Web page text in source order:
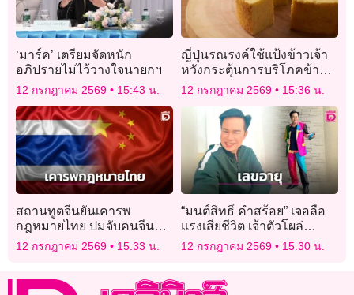
‘มาร์ค’ เตรียมจัดหนัก
อภิปรายไม่ไว้วางใจนายกฯ
12 กรกฎาคม 2569 15:43 น.
ญี่ปุ่นรณรงค์ใช้แป้งข้าวเจ้า
หวังกระตุ้นการบริโภคข้าว
ในประเทศ
12 กรกฎาคม 2569 15:36 น.
สถานทูตจีนยันเคารพ
กฎหมายไทย ปมจับคนจีน
เอี่ยวคดี ‘พ่อทิพย์’
12 กรกฎาคม 2569 15:33 น.
“มนต์สิทธิ์ คำสร้อย” เจอลือ
แรงเสียชีวิต เจ้าตัวโผล่
รายงานตัว เอฟซีบอกเลขอายุ
ออกหวยแน่ๆ
12 กรกฎาคม 2569 15:30 น.